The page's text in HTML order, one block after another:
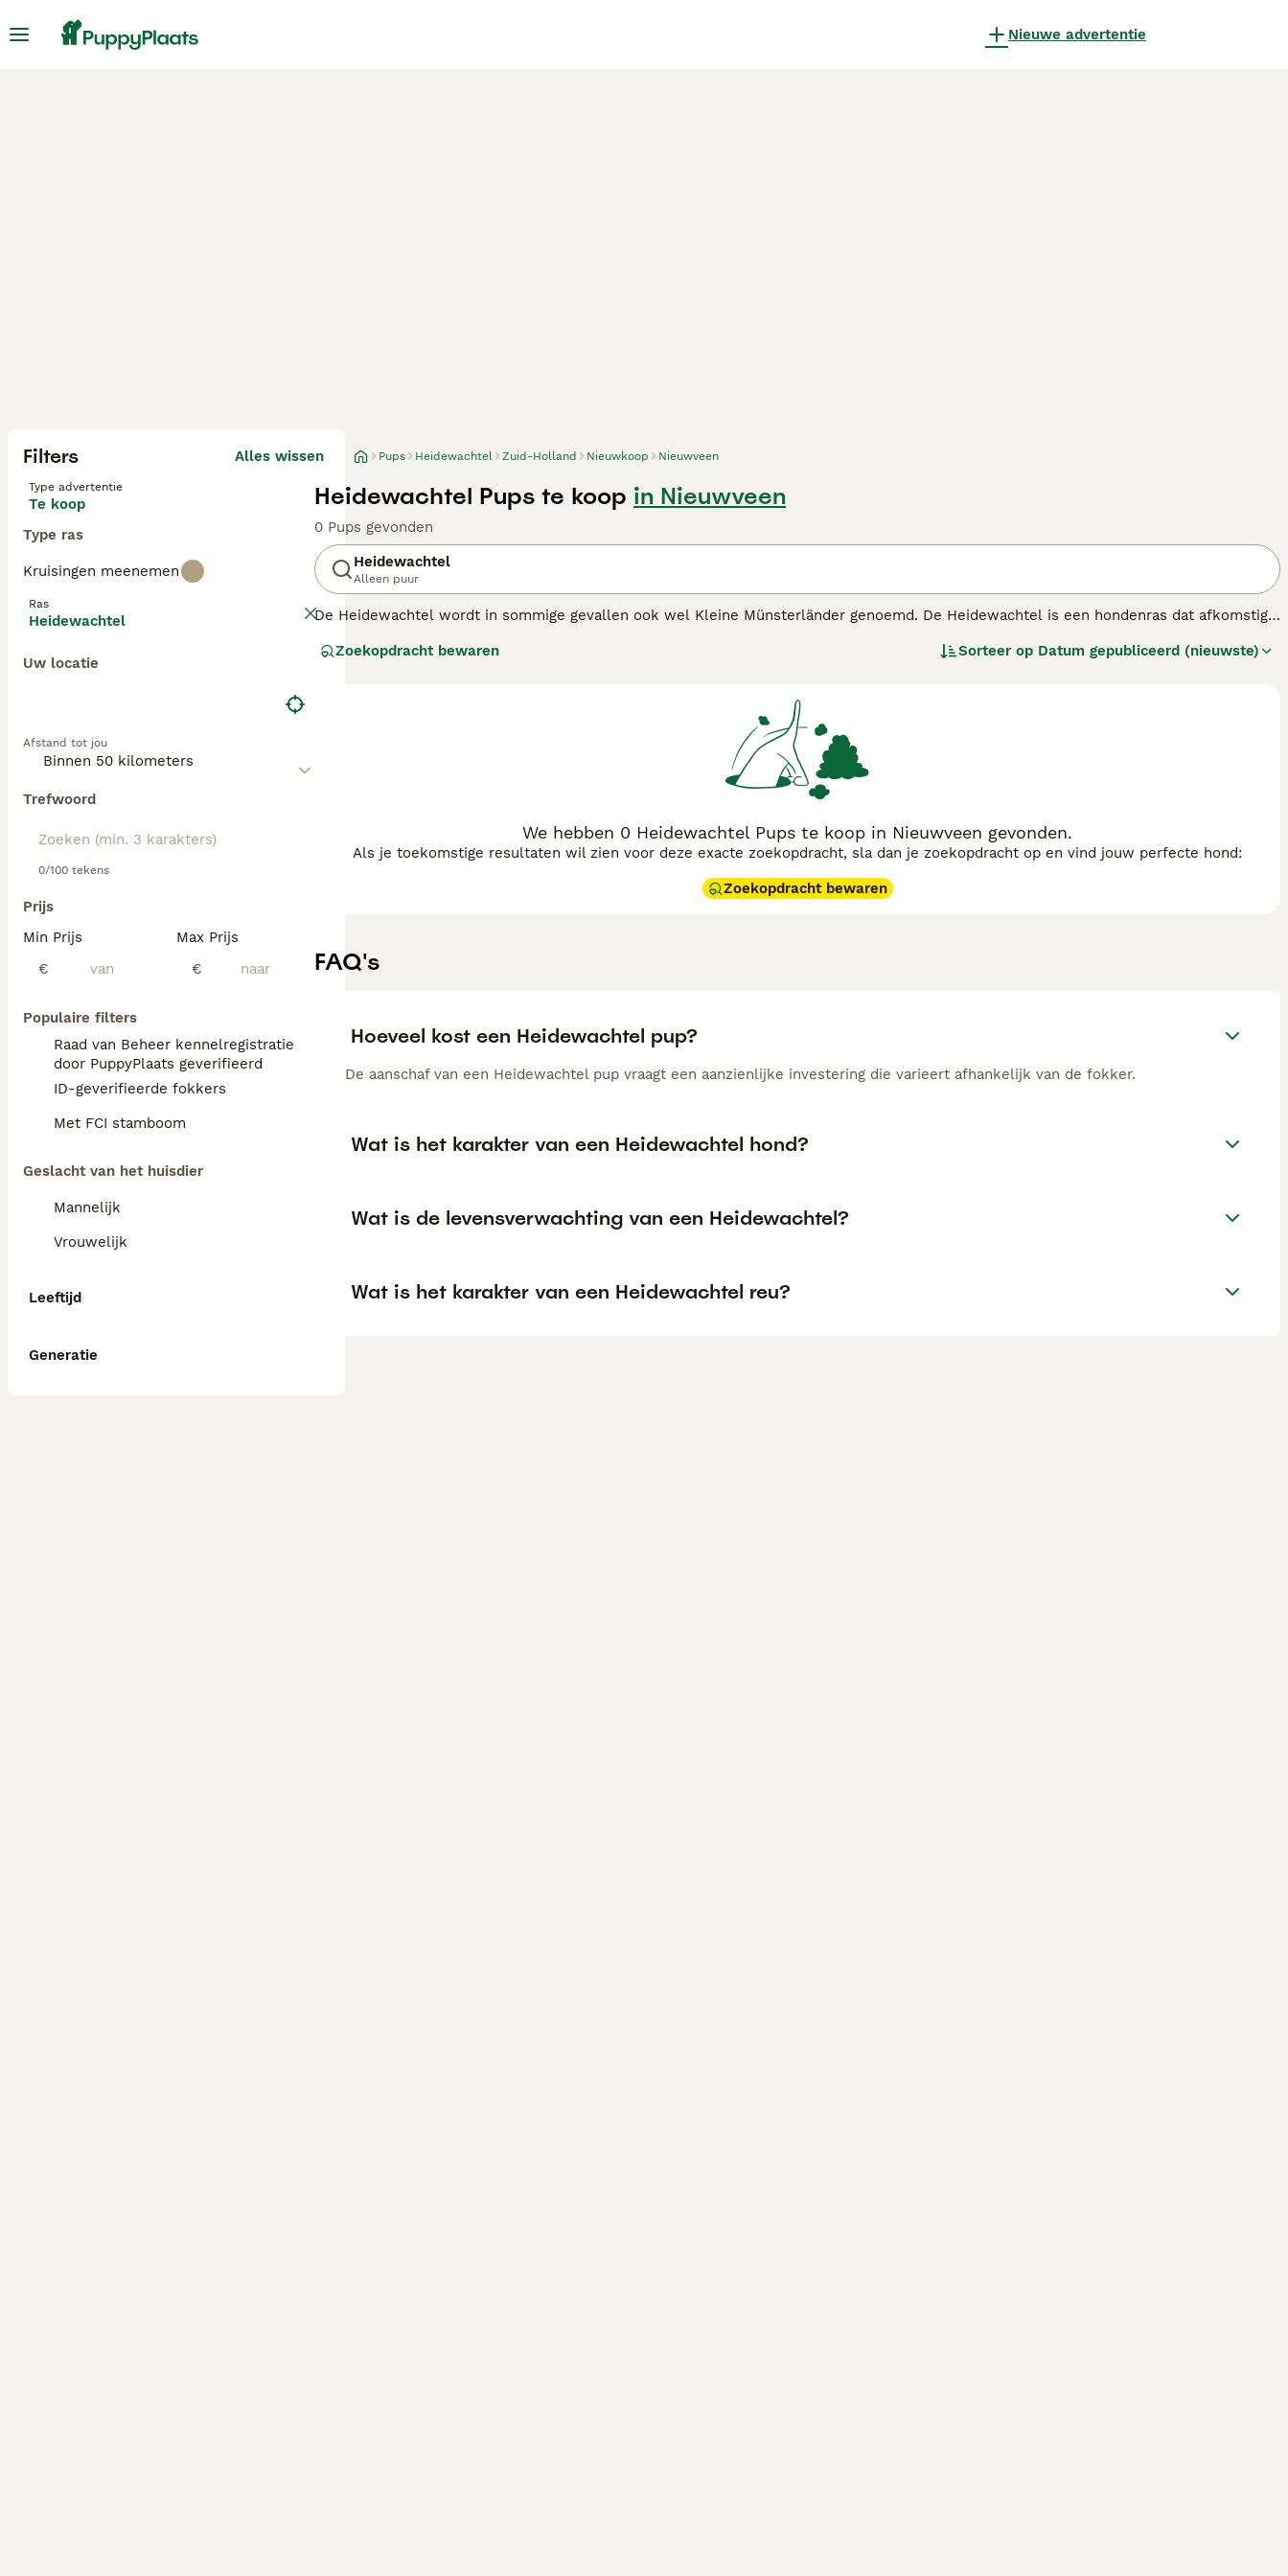
Nieuwe advertentie
Filters Alles wissen
Type advertentie
Te koop
Type ras
Kruisingen meenemen
Ras
Heidewachtel
Uw locatie
Afstand tot jou
Trefwoord
0/100 tekens
Prijs
Min Prijs
€
Max Prijs
€
Populaire filters
Raad van Beheer kennelregistratie
door PuppyPlaats geverifieerd
ID-geverifieerde fokkers
Met FCI stamboom
Geslacht van het huisdier
Mannelijk
Vrouwelijk
Leeftijd
Generatie
Pups Heidewachtel Zuid-Holland Nieuwkoop Nieuwveen
Heidewachtel Pups te koop in Nieuwveen
0 Pups gevonden
Heidewachtel
Alleen puur
De Heidewachtel wordt in sommige gevallen ook wel Kleine Münsterländer genoemd. De Heidewachtel is een hondenras dat afkomstig
het gezin. Belangrijk is wel dat deze van nature energieke hond voldoende lichaamsbeweging krijgt.
Zoekopdracht bewaren Sorteer op Datum gepubliceerd (nieuwste)
We hebben 0 Heidewachtel Pups te koop in Nieuwveen gevonden.
Als je toekomstige resultaten wil zien voor deze exacte zoekopdracht, sla dan je zoekopdracht op en vind jouw perfecte hond:
Zoekopdracht bewaren
FAQ's
Hoeveel kost een Heidewachtel pup?
De aanschaf van een Heidewachtel pup vraagt een aanzienlijke investering die varieert afhankelijk van de fokker.
Wat is het karakter van een Heidewachtel hond?
Wat is de levensverwachting van een Heidewachtel?
Wat is het karakter van een Heidewachtel reu?